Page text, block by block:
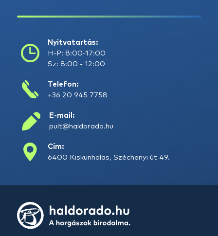
Nyitvatartás:
H-P: 8:00-17:00
Sz: 8:00 - 12:00
Telefon:
+36 20 945 7758
E-mail:
pult@haldorado.hu
Cím:
6400 Kiskunhalas, Széchenyi út 49.